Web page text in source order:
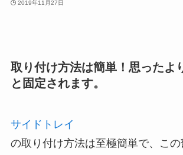
2019年11月27日
取り付け方法は簡単！思ったよ
と固定されます。
サイドトレイ
の取り付け方法は至極簡単で、こ